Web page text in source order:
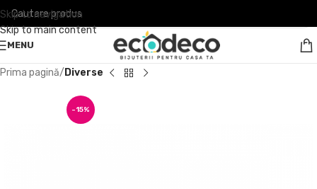
Skip to navigation
Skip to main content
MENU
Prima pagină Diverse
-15%